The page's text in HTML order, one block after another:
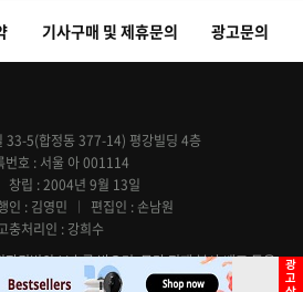
기사구매 및 제휴문의 광고문의
33-5(합정동 377-14) 평강빌딩 4층
번호
서울 아 001114
창립 2004년 9월 13일
인 김영민 편집인
손남원
충처리인
강희수
권법의 보호를 받으며, 무단 전재 복사 배포 등을
@ OSEN All rights reserved.